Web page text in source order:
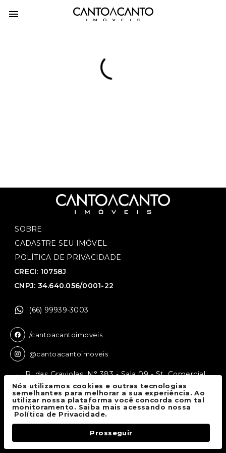
SOBRE
CADASTRE SEU IMÓVEL
POLÍTICA DE PRIVACIDADE
CRECI: 10758J
CNPJ: 34.640.056/0001-22
(66) 99939-3003
/cantoacantoimoveis
@cantoacantoimoveis
R. das Graviolas, N° 383 - Sala 09 - St. Comercial,
Sinop - MT, 78550-136
Canto a Canto Imóveis© 2026.
Todos os direitos reservados.
Nós utilizamos cookies e outras tecnologias
semelhantes para melhorar a sua experiência. Ao
utilizar nossa plataforma você concorda com tal
monitoramento. Saiba mais acessando nossa
Política de Privacidade.
Prosseguir